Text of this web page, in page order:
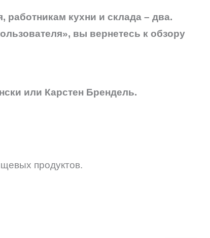
кухни и склада – два.
вы вернетесь к обзору
или Карстен Брендель.
продуктов.